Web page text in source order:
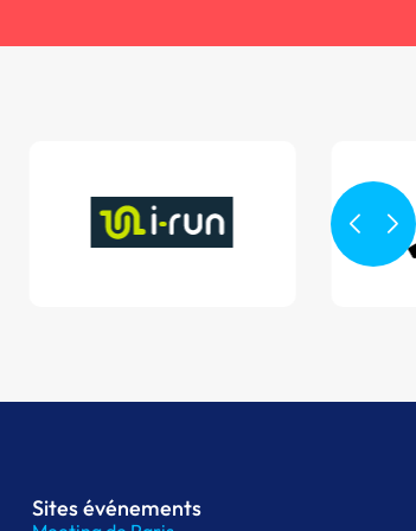
Sites événements